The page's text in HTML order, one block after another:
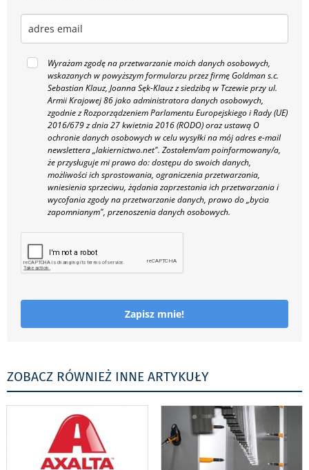
Wyrażam zgodę na przetwarzanie moich danych osobowych,
wskazanych w powyższym formularzu przez firmę Goldman s.c.
Sebastian Klauz, Joanna Sęk-Klauz z siedzibą w Tczewie przy ul.
Armii Krajowej 86 jako administratora danych osobowych,
zgodnie z Rozporządzeniem Parlamentu Europejskiego i Rady (UE)
2016/679 z dnia 27 kwietnia 2016 (RODO) oraz ustawą O
ochronie danych osobowych w celu wysyłki na mój adres e-mail
newslettera „lakiernictwo.net". Zostałem/am poinformowany/a,
że przysługuje mi prawo do: dostępu do swoich danych,
możliwości ich sprostowania, ograniczenia przetwarzania,
wniesienia sprzeciwu, żądania zaprzestania ich przetwarzania i
wycofania zgody na przetwarzanie danych, prawo do „bycia
zapomnianym", przenoszenia danych osobowych.
Zapisz mnie!
ZOBACZ RÓWNIEŻ INNE ARTYKUŁY